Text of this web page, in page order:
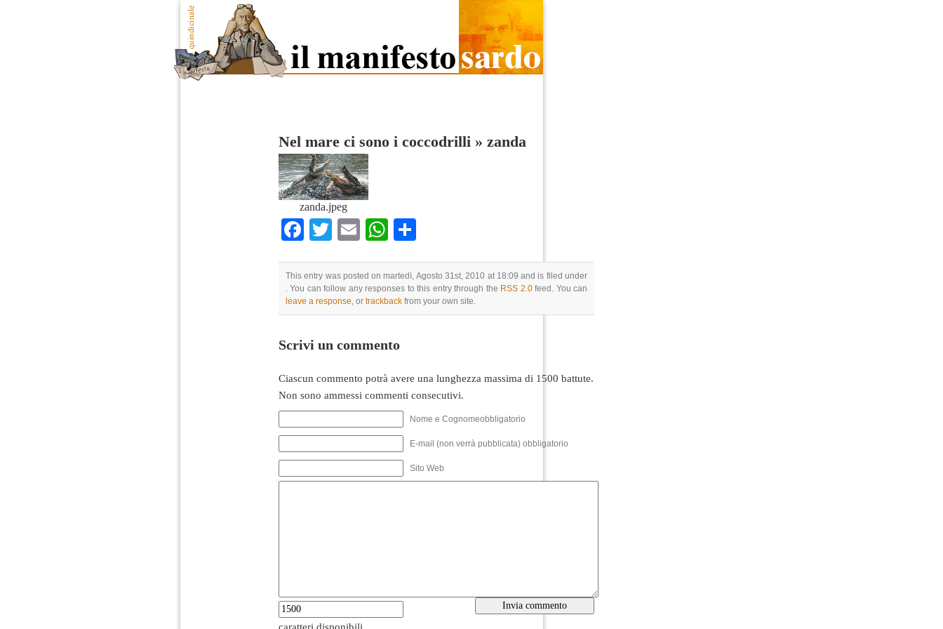
Nel mare ci sono i coccodrilli » zanda
zanda.jpeg
Facebook
TwitterEmailWhatsApp
This entry was posted on martedì, Agosto 31st, 2010 at 18:09 and is filed under
. You can follow any responses to this entry through the RSS 2.0feed. You can
leave a response, or trackback from your own site.
Scrivi un commento
Ciascun commento potrà avere una lunghezza massima di 1500 battute.
Non sono ammessi commenti consecutivi.
Nome e Cognomeobbligatorio
E-mail (non verrà pubblicata) obbligatorio
Sito Web